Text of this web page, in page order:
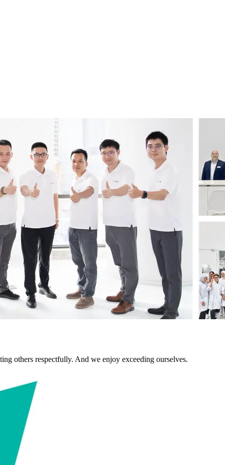
others respectfully. And we enjoy exceeding ourselves.